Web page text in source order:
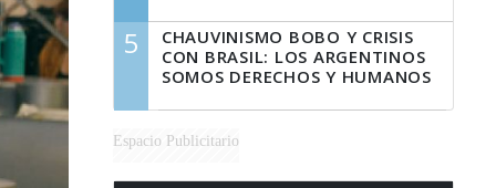
5
CHAUVINISMO BOBO Y CRISIS
CON BRASIL: LOS ARGENTINOS
SOMOS DERECHOS Y HUMANOS
Espacio Publicitario